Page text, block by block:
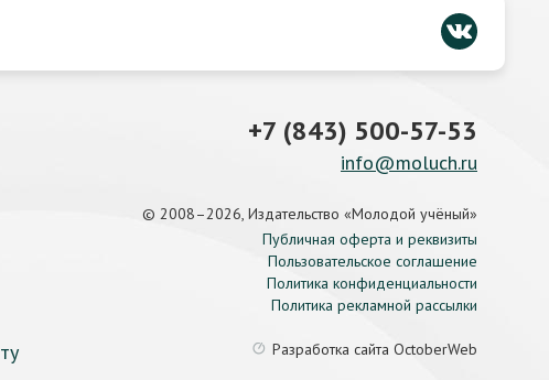
+7 (843) 500-57-53
info@moluch.ru
© 2008–2026, Издательство «Молодой учёный»
Публичная оферта и реквизиты
Пользовательское соглашение
Политика конфиденциальности
Политика рекламной рассылки
Разработка сайта OctoberWeb